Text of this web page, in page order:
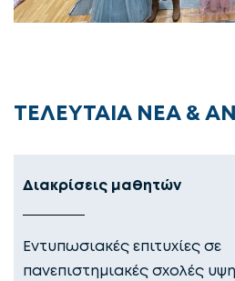
ΤΕΛΕΥΤΑΙΑ ΝΕΑ &
Διακρίσεις μαθητών
Εντυπωσιακές επιτυχίες σε
πανεπιστημιακές σχολές